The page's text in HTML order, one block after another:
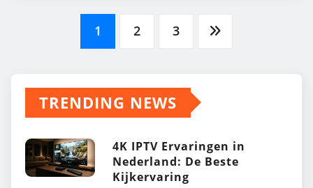
1 2 3
TRENDING NEWS
4K IPTV Ervaringen in
Nederland: De Beste
Kijkervaring